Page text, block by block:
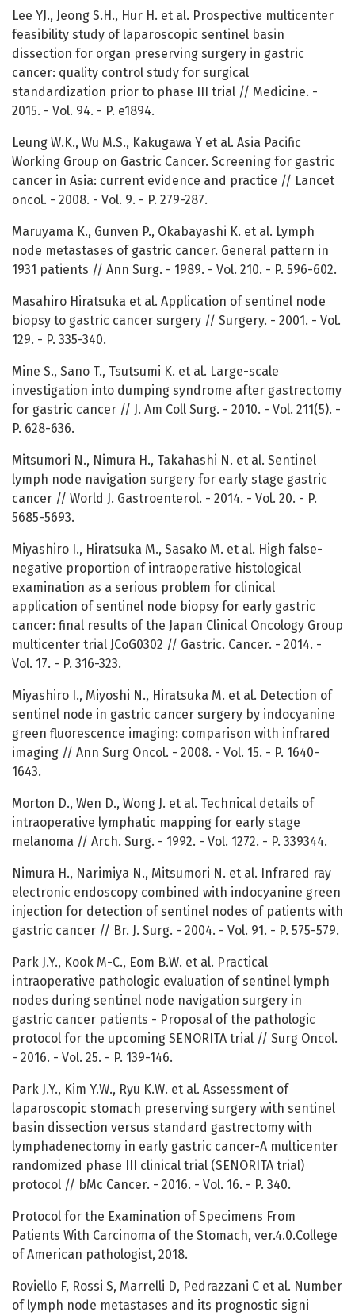
Lee YJ., Jeong S.H., Hur H. et al. Prospective multicenter
feasibility study of laparoscopic sentinel basin
dissection for organ preserving surgery in gastric
cancer: quality control study for surgical
standardization prior to phase III trial // Medicine. -
2015. - Vol. 94. - P. e1894.
Leung W.K., Wu M.S., Kakugawa Y et al. Asia Pacific
Working Group on Gastric Cancer. Screening for gastric
cancer in Asia: current evidence and practice // Lancet
oncol. - 2008. - Vol. 9. - P. 279-287.
Maruyama K., Gunven P., Okabayashi K. et al. Lymph
node metastases of gastric cancer. General pattern in
1931 patients // Ann Surg. - 1989. - Vol. 210. - P. 596-602.
Masahiro Hiratsuka et al. Application of sentinel node
biopsy to gastric cancer surgery // Surgery. - 2001. - Vol.
129. - P. 335-340.
Mine S., Sano T., Tsutsumi K. et al. Large-scale
investigation into dumping syndrome after gastrectomy
for gastric cancer // J. Am Coll Surg. - 2010. - Vol. 211(5). -
P. 628-636.
Mitsumori N., Nimura H., Takahashi N. et al. Sentinel
lymph node navigation surgery for early stage gastric
cancer // World J. Gastroenterol. - 2014. - Vol. 20. - P.
5685-5693.
Miyashiro I., Hiratsuka M., Sasako M. et al. High false-
negative proportion of intraoperative histological
examination as a serious problem for clinical
application of sentinel node biopsy for early gastric
cancer: final results of the Japan Clinical Oncology Group
multicenter trial JCoG0302 // Gastric. Cancer. - 2014. -
Vol. 17. - P. 316-323.
Miyashiro I., Miyoshi N., Hiratsuka M. et al. Detection of
sentinel node in gastric cancer surgery by indocyanine
green fluorescence imaging: comparison with infrared
imaging // Ann Surg Oncol. - 2008. - Vol. 15. - P. 1640-
1643.
Morton D., Wen D., Wong J. et al. Technical details of
intraoperative lymphatic mapping for early stage
melanoma // Arch. Surg. - 1992. - Vol. 1272. - P. 339344.
Nimura H., Narimiya N., Mitsumori N. et al. Infrared ray
electronic endoscopy combined with indocyanine green
injection for detection of sentinel nodes of patients with
gastric cancer // Br. J. Surg. - 2004. - Vol. 91. - P. 575-579.
Park J.Y., Kook M-C., Eom B.W. et al. Practical
intraoperative pathologic evaluation of sentinel lymph
nodes during sentinel node navigation surgery in
gastric cancer patients - Proposal of the pathologic
protocol for the upcoming SENORITA trial // Surg Oncol.
- 2016. - Vol. 25. - P. 139-146.
Park J.Y., Kim Y.W., Ryu K.W. et al. Assessment of
laparoscopic stomach preserving surgery with sentinel
basin dissection versus standard gastrectomy with
lymphadenectomy in early gastric cancer-A multicenter
randomized phase III clinical trial (SENORITA trial)
protocol // bMc Cancer. - 2016. - Vol. 16. - P. 340.
Protocol for the Examination of Specimens From
Patients With Carcinoma of the Stomach, ver.4.0.College
of American pathologist, 2018.
Roviello F, Rossi S, Marrelli D, Pedrazzani C et al. Number
of lymph node metastases and its prognostic signi